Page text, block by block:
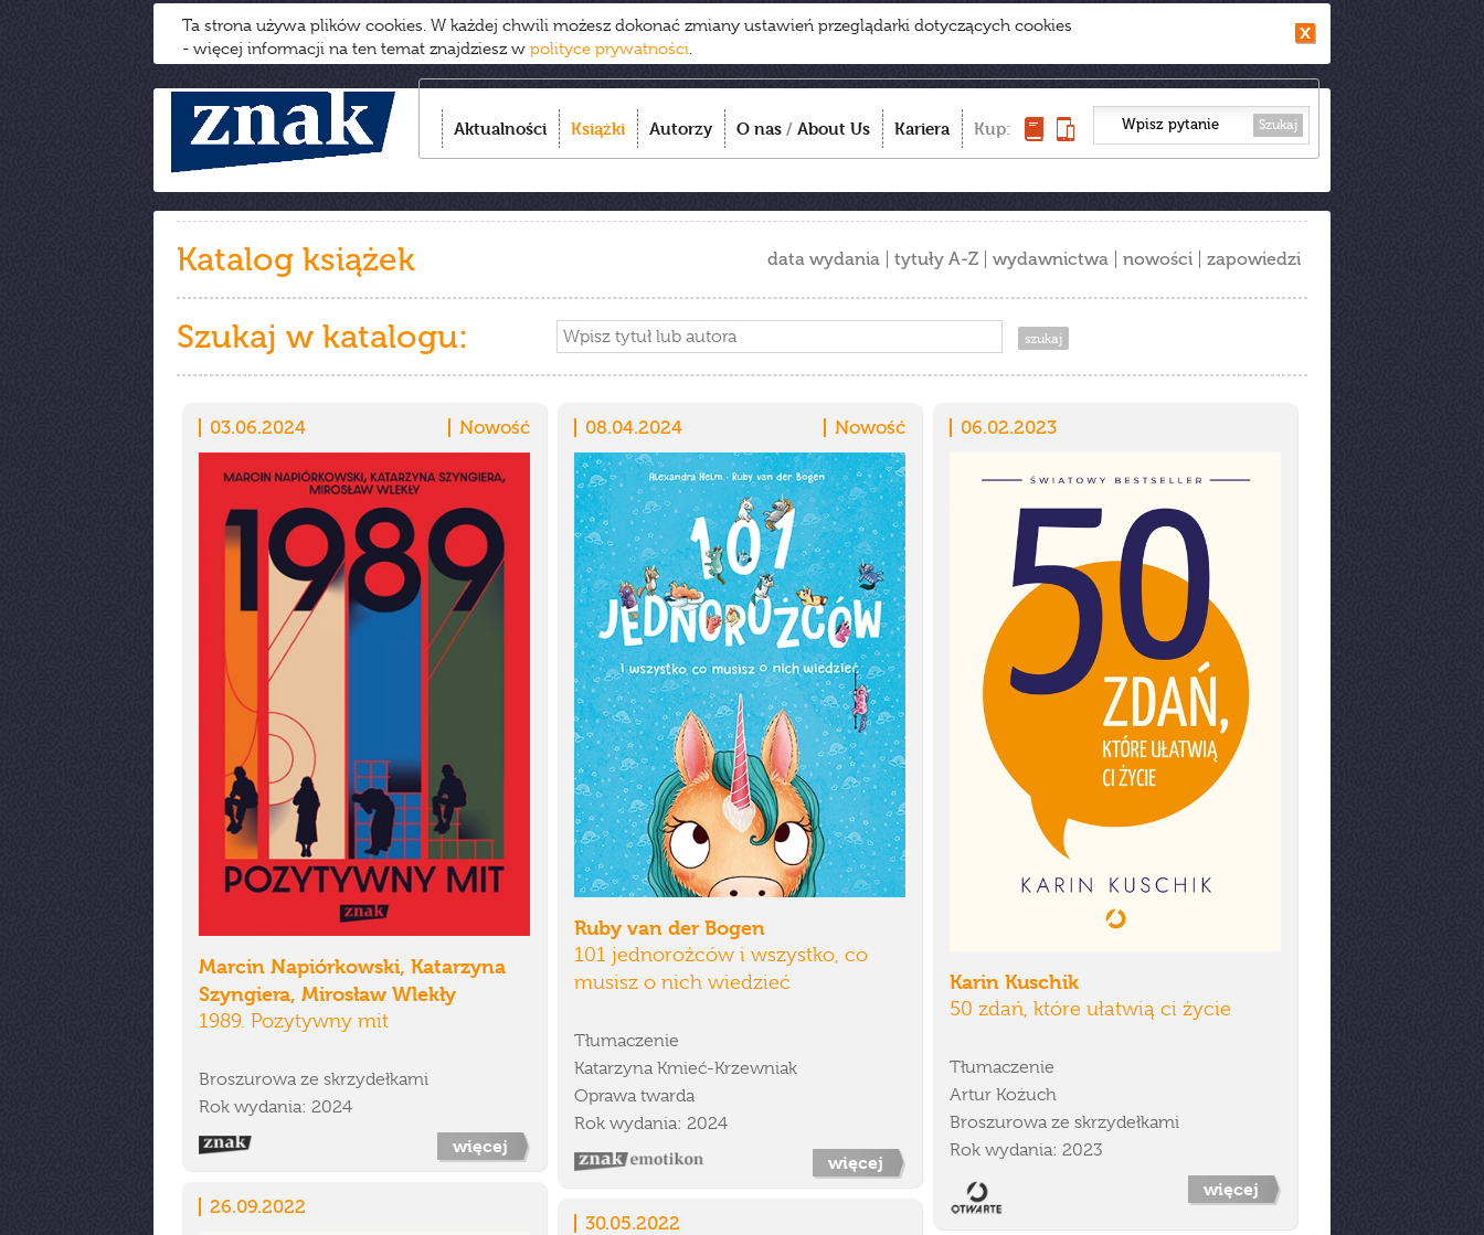
Ta strona używa plików cookies. W każdej chwili możesz dokonać zmiany ustawień przeglądarki dotyczących cookies
- więcej informacji na ten temat znajdziesz w polityce prywatności.
Aktualności Książki Autorzy O nas / About Us Kariera Kup: Szukaj
Katalog książek data wydania tytuły A-Z wydawnictwa nowości zapowiedzi
Szukaj w katalogu:
03.06.2024 Nowość
Marcin Napiórkowski, Katarzyna
Szyngiera, Mirosław Wlekły
1989. Pozytywny mit
Broszurowa ze skrzydełkami
Rok wydania: 2024
więcej
08.04.2024 Nowość
Ruby van der Bogen
101 jednorożców i wszystko, co
musisz o nich wiedzieć
Tłumaczenie
Katarzyna Kmieć-Krzewniak
Oprawa twarda
Rok wydania: 2024
więcej
06.02.2023
Karin Kuschik
50 zdań, które ułatwią ci życie
Tłumaczenie
Artur Kożuch
Broszurowa ze skrzydełkami
Rok wydania: 2023
więcej
26.09.2022
30.05.2022